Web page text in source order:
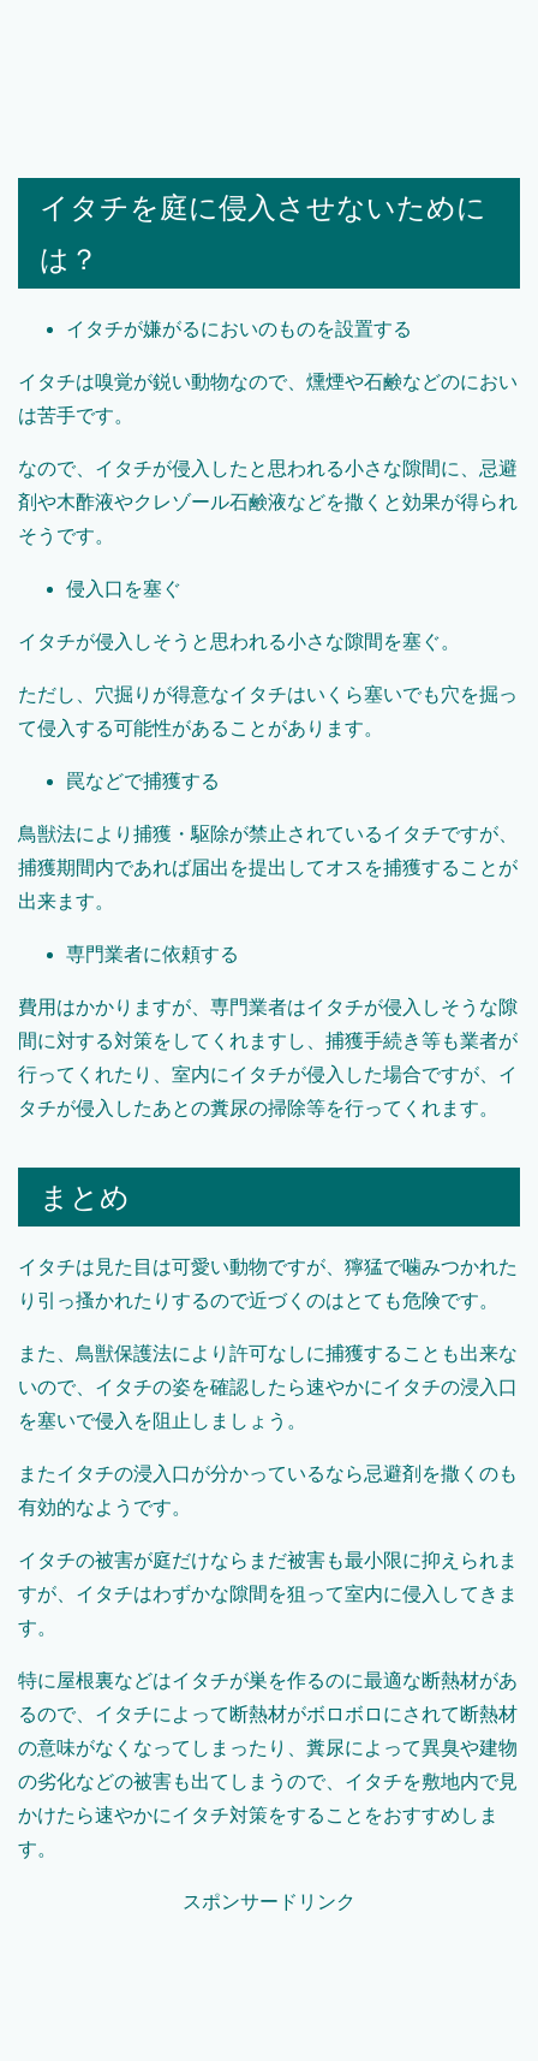
イタチを庭に侵入させないために
は？
イタチが嫌がるにおいのものを設置する
イタチは嗅覚が鋭い動物なので、燻煙や石鹸などのにおい
は苦手です。
なので、イタチが侵入したと思われる小さな隙間に、忌避
剤や木酢液やクレゾール石鹸液などを撒くと効果が得られ
そうです。
侵入口を塞ぐ
イタチが侵入しそうと思われる小さな隙間を塞ぐ。
ただし、穴掘りが得意なイタチはいくら塞いでも穴を掘っ
て侵入する可能性があることがあります。
罠などで捕獲する
鳥獣法により捕獲・駆除が禁止されているイタチですが、
捕獲期間内であれば届出を提出してオスを捕獲することが
出来ます。
専門業者に依頼する
費用はかかりますが、専門業者はイタチが侵入しそうな隙
間に対する対策をしてくれますし、捕獲手続き等も業者が
行ってくれたり、室内にイタチが侵入した場合ですが、イ
タチが侵入したあとの糞尿の掃除等を行ってくれます。
まとめ
イタチは見た目は可愛い動物ですが、獰猛で噛みつかれた
り引っ搔かれたりするので近づくのはとても危険です。
また、鳥獣保護法により許可なしに捕獲することも出来な
いので、イタチの姿を確認したら速やかにイタチの浸入口
を塞いで侵入を阻止しましょう。
またイタチの浸入口が分かっているなら忌避剤を撒くのも
有効的なようです。
イタチの被害が庭だけならまだ被害も最小限に抑えられま
すが、イタチはわずかな隙間を狙って室内に侵入してきま
す。
特に屋根裏などはイタチが巣を作るのに最適な断熱材があ
るので、イタチによって断熱材がボロボロにされて断熱材
の意味がなくなってしまったり、糞尿によって異臭や建物
の劣化などの被害も出てしまうので、イタチを敷地内で見
かけたら速やかにイタチ対策をすることをおすすめしま
す。
スポンサードリンク